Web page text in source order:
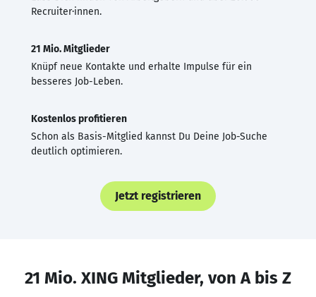
Recruiter·innen.
21 Mio. Mitglieder
Knüpf neue Kontakte und erhalte Impulse für ein
besseres Job-Leben.
Kostenlos profitieren
Schon als Basis-Mitglied kannst Du Deine Job-Suche
deutlich optimieren.
Jetzt registrieren
21 Mio. XING Mitglieder, von A bis Z